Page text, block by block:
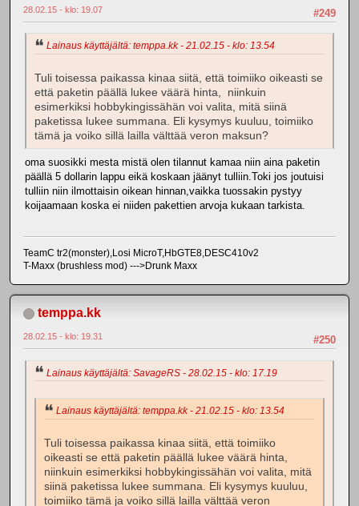
#249
28.02.15 - klo: 19.07
Lainaus käyttäjältä: temppa.kk - 21.02.15 - klo: 13.54
Tuli toisessa paikassa kinaa siitä, että toimiiko oikeasti se
että paketin päällä lukee väärä hinta, niinkuin
esimerkiksi hobbykingissähän voi valita, mitä siinä
paketissa lukee summana. Eli kysymys kuuluu, toimiiko
tämä ja voiko sillä lailla välttää veron maksun?
oma suosikki mesta mistä olen tilannut kamaa niin aina paketin
päällä 5 dollarin lappu eikä koskaan jäänyt tulliin.Toki jos joutuisi
tulliin niin ilmottaisin oikean hinnan,vaikka tuossakin pystyy
koijaamaan koska ei niiden pakettien arvoja kukaan tarkista.
TeamC tr2(monster),Losi MicroT,HbGTE8,DESC410v2
T-Maxx (brushless mod) --->Drunk Maxx
temppa.kk
#250
28.02.15 - klo: 19.31
Lainaus käyttäjältä: SavageRS - 28.02.15 - klo: 17.19
Lainaus käyttäjältä: temppa.kk - 21.02.15 - klo: 13.54
Tuli toisessa paikassa kinaa siitä, että toimiiko
oikeasti se että paketin päällä lukee väärä hinta,
niinkuin esimerkiksi hobbykingissähän voi valita, mitä
siinä paketissa lukee summana. Eli kysymys kuuluu,
toimiiko tämä ja voiko sillä lailla välttää veron